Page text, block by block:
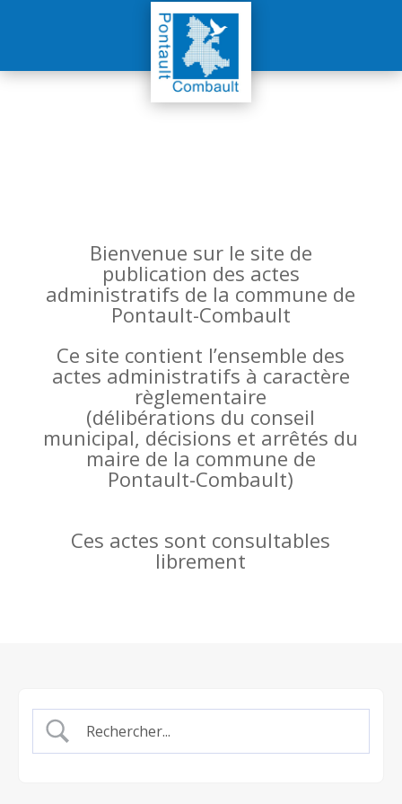
Bienvenue sur le site de
publication des actes
administratifs de la commune de
Pontault-Combault
Ce site contient l’ensemble des
actes administratifs à caractère
règlementaire
(délibérations du conseil
municipal, décisions et arrêtés du
maire de la commune de
Pontault-Combault)
Ces actes sont consultables
librement